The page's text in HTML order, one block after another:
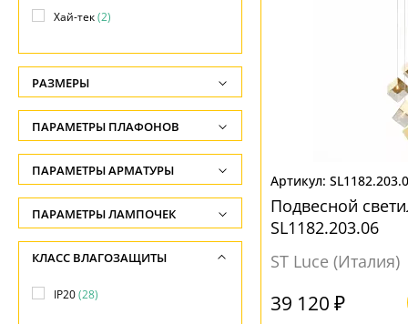
Подвесной
SL1182.203.06
ST Luce (Италия)
39 120 ₽
Хай-тек(2)
РАЗМЕРЫ
Высота, см
-
Ширина, см
-
Диаметр, см
-
Длина, см
ПАРАМЕТРЫ ПЛАФОНОВ
ФОРМА ПЛАФОНА
Декоративный(15)
Конус(2)
Круг(1)
Круглый
ПАРАМЕТРЫ АРМАТУРЫ
ЦВЕТ АРМАТУРЫ
Белый(2)
ПАРАМЕТРЫ ЛАМПОЧЕК
Количество ламп
-
Общая мощность ламп
КЛАСС ВЛАГОЗАЩИТЫ
IP20(28)